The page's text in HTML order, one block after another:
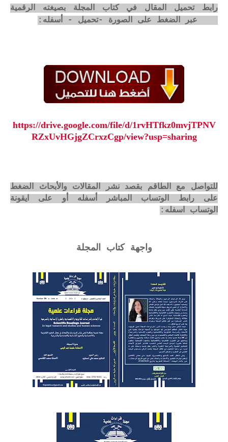
رابط تحميل المقال في كتاب المجلة بصيغته الرقمية
https://drive.google.com/file/d/1rvHTfkz0mvjTPNV
RZxUvHGjgZCrxzCgp/view?usp=sharing
للتواصل مع الطاقم بقصد نشر المقالات والأبحاث الضغط
على رابط الوتساب المباشر أسفله أو على ايقونة
الوتساب اسفله:
واجهة كتاب المجلة